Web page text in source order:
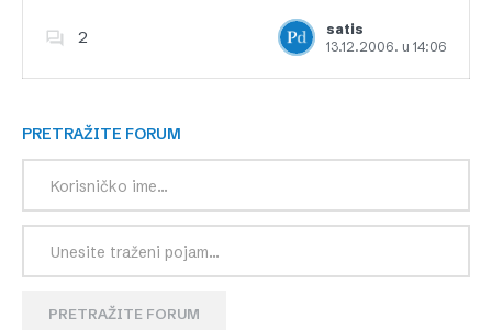
2
satis
13.12.2006. u 14:06
Dodajte u favorite
PRETRAŽITE FORUM
PRETRAŽITE FORUM